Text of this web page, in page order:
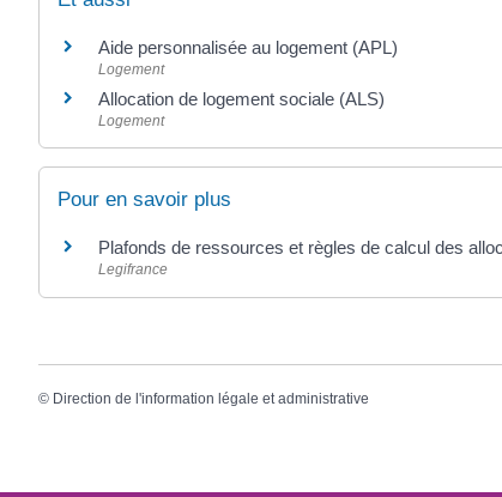
Aide personnalisée au logement (APL)
Logement
Allocation de logement sociale (ALS)
Logement
Pour en savoir plus
Plafonds de ressources et règles de calcul des
Legifrance
© Direction de l'information légale et administrative